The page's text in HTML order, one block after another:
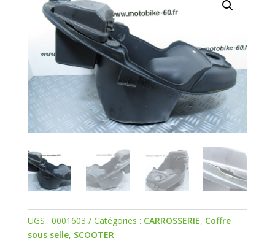
UGS : 0001603 Catégories : CARROSSERIE, Coffre
sous selle, SCOOTER